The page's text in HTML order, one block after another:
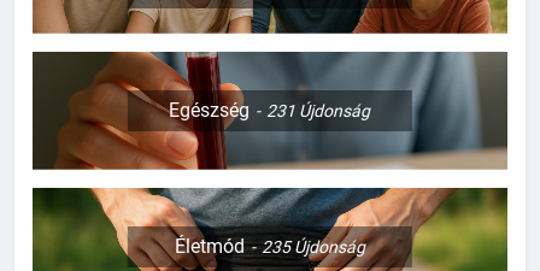
Egészség 231 Újdonság
Életmód 235Újdonság